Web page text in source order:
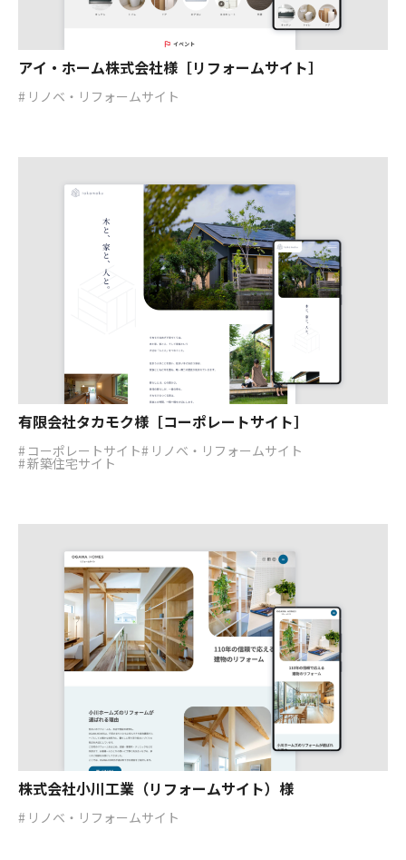
アイ・ホーム株式会社様［リフォームサイト］
リノベ・リフォームサイト
有限会社タカモク様［コーポレートサイト］
コーポレートサイト リノベ・リフォームサイト
新築住宅サイト
株式会社小川工業（リフォームサイト）様
リノベ・リフォームサイト